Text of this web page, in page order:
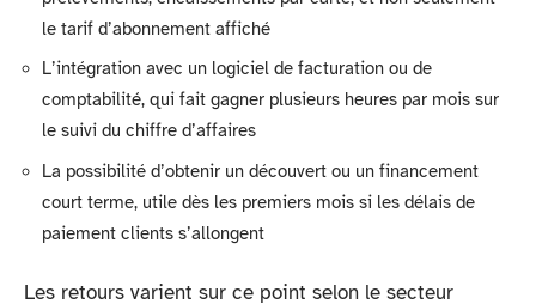
le tarif d’abonnement affiché
L’intégration avec un logiciel de facturation ou de
comptabilité, qui fait gagner plusieurs heures par mois sur
le suivi du chiffre d’affaires
La possibilité d’obtenir un découvert ou un financement
court terme, utile dès les premiers mois si les délais de
paiement clients s’allongent
Les retours varient sur ce point selon le secteur